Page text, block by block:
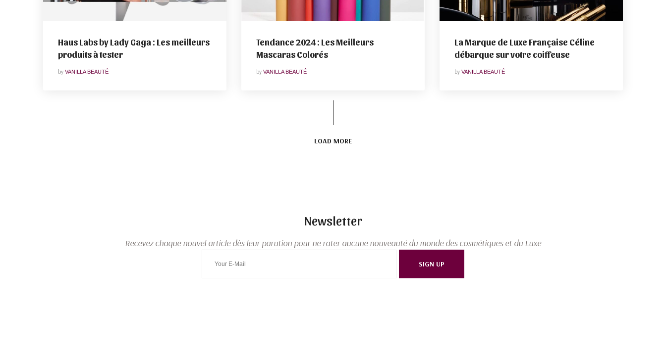
Haus Labs by Lady Gaga : Les meilleurs
produits à tester
by VANILLA BEAUTÉ
Tendance 2024 : Les Meilleurs
Mascaras Colorés
by VANILLA BEAUTÉ
La Marque de Luxe Française Céline
débarque sur votre coiffeuse
by VANILLA BEAUTÉ
LOAD MORE
Newsletter
Recevez chaque nouvel article dès leur parution pour ne rater aucune nouveauté du monde des cosmétiques et du Luxe
SIGN UP